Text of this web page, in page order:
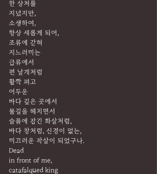
한 상처를
지녔지만,
소생하여,
항상 새롭게 되어,
조류에 갇혀
지느러미는
급류에서
편 날개처럼
활짝 펴고
어두운
바다 깊은 곳에서
물길을 헤치면서
슬픔에 잠긴 화살처럼,
바다 창처럼, 신경이 없는,
미끄러운 작살이 되었구나.
Dead
in front of me,
catafalqued king